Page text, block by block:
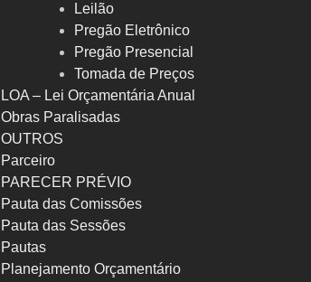
Leilão
Pregão Eletrônico
Pregão Presencial
Tomada de Preços
LOA – Lei Orçamentária Anual
Obras Paralisadas
OUTROS
Parceiro
PARECER PRÉVIO
Pauta das Comissões
Pauta das Sessões
Pautas
Planejamento Orçamentário